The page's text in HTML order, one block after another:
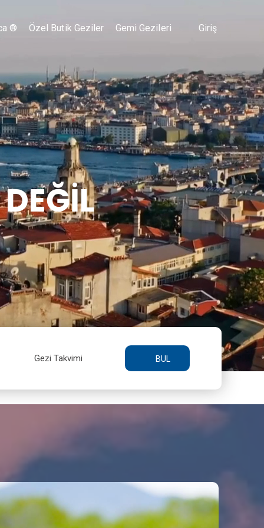
® Özel Butik Geziler Gemi Gezileri Giriş
Gezi Takvimi BUL